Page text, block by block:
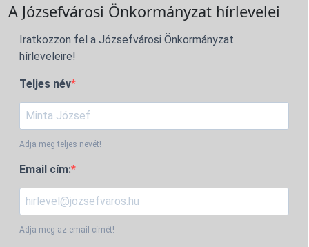
A Józsefvárosi Önkormányzat hírlevelei
Iratkozzon fel a Józsefvárosi Önkormányzat
hírleveleire!
Teljes név
Adja meg teljes nevét!
Email cím:
Adja meg az email címét!